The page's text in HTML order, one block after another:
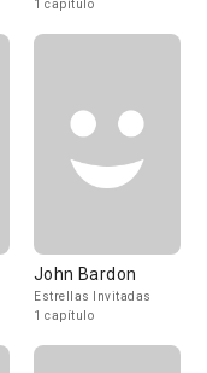
1 capítulo
John Bardon
Estrellas Invitadas
1 capítulo